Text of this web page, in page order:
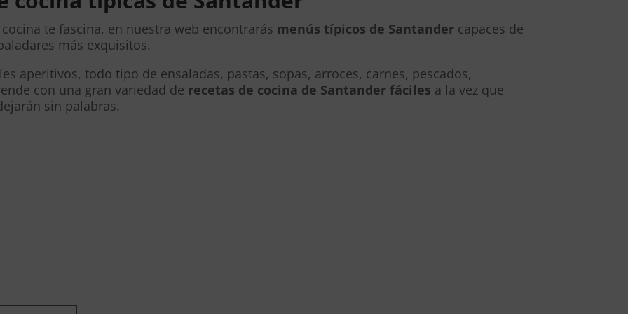
te fascina, en nuestra web encontrarás menús típicos de Santander capaces de
más exquisitos.
aperitivos, todo tipo de ensaladas, pastas, sopas, arroces, carnes, pescados,
con una gran variedad de recetas de cocina de Santander fáciles a la vez que
sin palabras.